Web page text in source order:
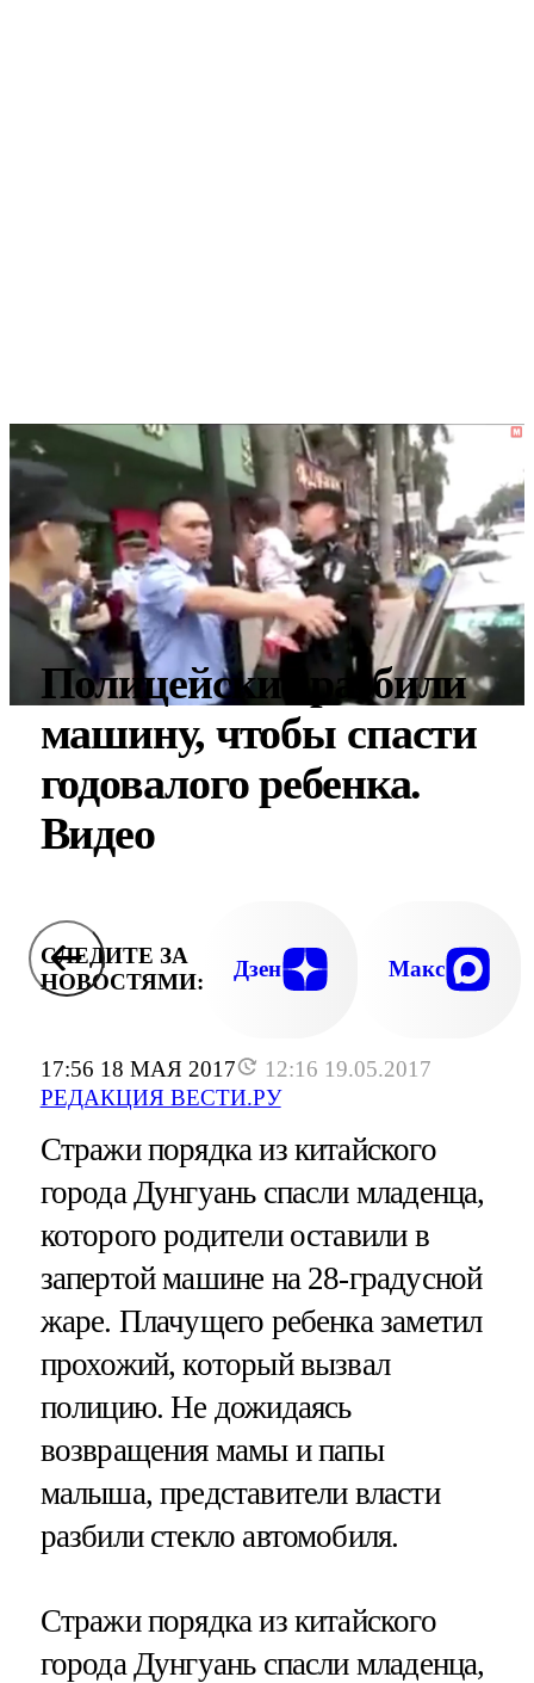
17:56 18 МАЯ 2017
12:16 19.05.2017
РЕДАКЦИЯ ВЕСТИ.РУ
Полицейские разбили
машину, чтобы спасти
годовалого ребенка.
Видео
СЛЕДИТЕ ЗА
НОВОСТЯМИ:
Дзен Макс
Стражи порядка из китайского
города Дунгуань спасли младенца,
которого родители оставили в
запертой машине на 28-градусной
жаре. Плачущего ребенка заметил
прохожий, который вызвал
полицию. Не дожидаясь
возвращения мамы и папы
малыша, представители власти
разбили стекло автомобиля.
Стражи порядка из китайского
города Дунгуань спасли младенца,